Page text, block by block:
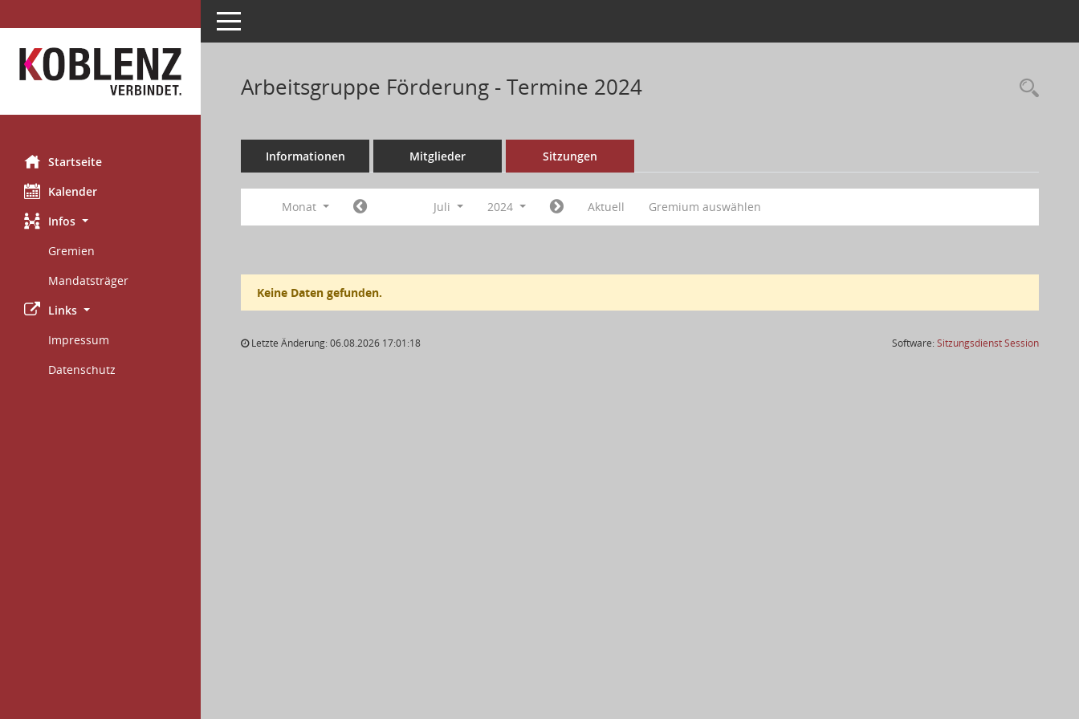
Startseite
Kalender
Infos
Gremien
Mandatsträger
Links
Impressum
Datenschutz
Toggle navigation
Arbeitsgruppe Förderung - Termine 2024
Informationen Mitglieder Sitzungen
Monat Juli 2024 Aktuell Gremium auswählen
Keine Daten gefunden.
Letzte Änderung: 06.08.2026 17:01:18 Software:SitzungsdienstSession(Wird in